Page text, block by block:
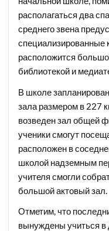
располагаться два
среднего звена
специализированные
расположится
библиотекой и
В школе
зала размером в 227
возведен зал общей
ученики смогут
расположен в
школой надземным
учителя смогли
большой актовый зал.
Отметим, что
вынуждены учиться в